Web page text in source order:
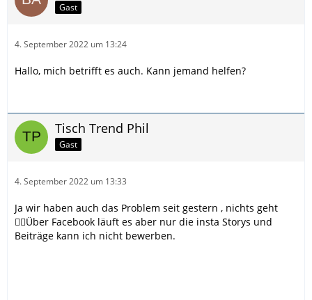
Gast
4. September 2022 um 13:24
Hallo, mich betrifft es auch. Kann jemand helfen?
Tisch Trend Phil
Gast
4. September 2022 um 13:33
Ja wir haben auch das Problem seit gestern , nichts geht
🤷‍♂️Über Facebook läuft es aber nur die insta Storys und
Beiträge kann ich nicht bewerben.